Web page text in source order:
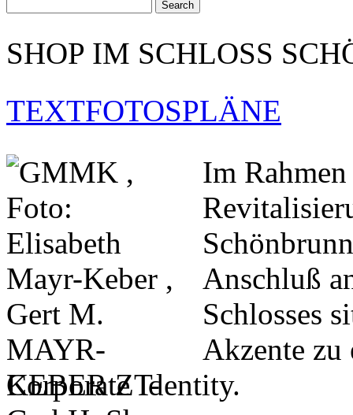
SHOP IM SCHLOSS
TEXTFOTOSPLÄNE
Im
Anschluß
Schlosses
Akzente zu
Corporate Identity.